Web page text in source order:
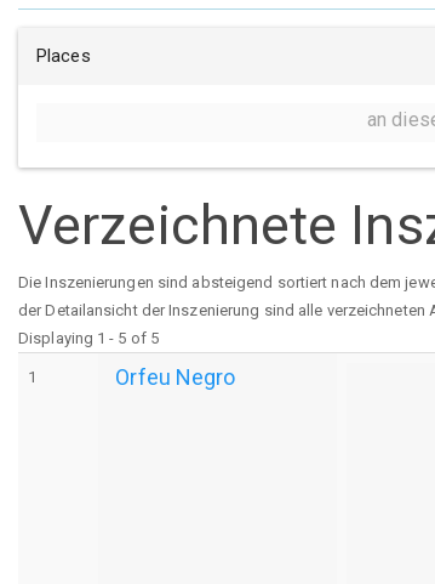
Places
an
Verzeichnete
Die Inszenierungen sind absteigend sortiert nach dem
der Detailansicht der Inszenierung sind alle verzeichneten
Displaying 1 - 5 of 5
1 Orfeu Negro